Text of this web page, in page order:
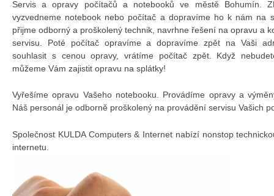
Servis a opravy počítačů a notebooků ve městě Bohumín.
vyzvedneme notebook nebo počítač a dopravíme ho k nám na
přijme odborný a proškolený technik, navrhne řešení na opravu a
servisu. Poté počítač opravíme a dopravíme zpět na Vaši
souhlasit s cenou opravy, vrátíme počítač zpět. Když
můžeme Vám zajistit opravu na splátky!
Vyřešíme opravu Vašeho notebooku. Provádíme opravy a
Náš personál je odborně proškolený na provádění servisu Vašich
Společnost KULDA Computers & Internet nabízí nonstop
internetu.